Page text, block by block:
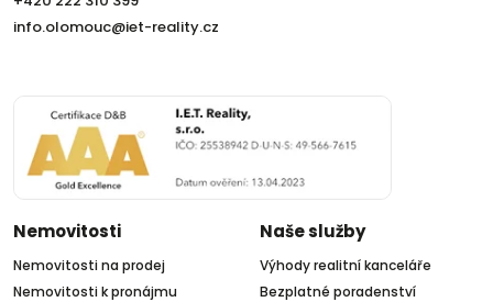
info.olomouc@iet-reality.cz
Nemovitosti
Nemovitosti na prodej
Nemovitosti k pronájmu
Naše služby
Výhody realitní kanceláře
Bezplatné poradenství